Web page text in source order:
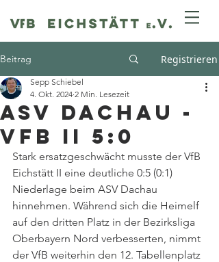
Beitrag Registrieren
ASV Dachau -
VfB II 5:0
Sepp Schiebel
4. Okt. 2024 2 Min. Lesezeit
Stark ersatzgeschwächt musste der VfB
Eichstätt II eine deutliche 0:5 (0:1)
Niederlage beim ASV Dachau
hinnehmen. Während sich die Heimelf
auf den dritten Platz in der Bezirksliga
Oberbayern Nord verbesserten, nimmt
der VfB weiterhin den 12. Tabellenplatz